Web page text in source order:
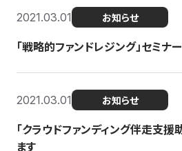
2021.03.01 お知らせ
「戦略的ファンドレジング」セミナ
2021.03.01 お知らせ
「クラウドファンディング伴走支
ます